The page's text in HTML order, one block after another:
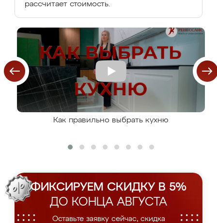
рассчитает стоимость.
Как правильно выбрать кухню
ФИКСИРУЕМ СКИДКУ В 5%
ДО КОНЦА АВГУСТА
Оставьте заявку сейчас, скидка